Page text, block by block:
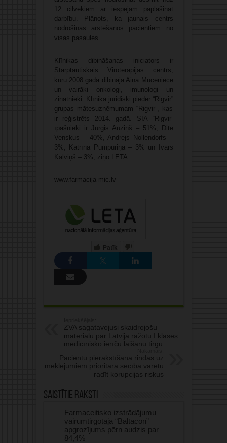
12 cilvēkiem ar iespējām paplašināt
darbību. Plānots, ka jaunais centrs
nodrošinās ārstēšanos pacientiem no
visas pasaules.
Klīnikas dibināšanas iniciators ir
Starptautiskais Viroterapijas centrs,
kuru 2008.gadā dibināja Aina Muceniece
un vairāki onkologi, imunologi un
zinātnieki. Klīnika juridiski pieder “Rigvir”
grupas mātesuzņēmumam “Rigvir”, kas
ir reģistrēts 2014. gadā. SIA “Rigvir”
īpašnieki ir Jurģis Auziņš – 51%, Dite
Venskus – 40%, Andrejs Nollendorfs –
3%, Katrīna Pumpuriņa – 3% un Ivars
Kalviņš – 3%, ziņo LETA.
www.farmacija-mic.lv
Patīk
ZVA sagatavojusi skaidrojošu
materiālu par Latvijā ražotu I klases
medicīnisko ierīču laišanu tirgū
Pacientu pierakstīšana rindās uz
izmeklējumiem prioritārā secībā varētu
radīt korupcijas riskus
Saistītie raksti
Farmaceitisko izstrādājumu
vairumtirgotāja “Baltacon”
apgrozījums pērn audzis par
84,4%